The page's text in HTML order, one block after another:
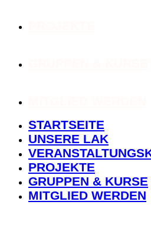
STARTSEITE
UNSERE LAK
PROJEKTE
GRUPPEN & KURSE
MITGLIED WERDEN